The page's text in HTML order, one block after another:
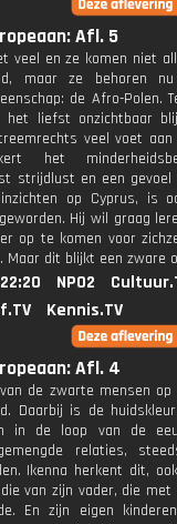
Afl. 5
veel en ze komen niet
maar ze behoren
de Afro-Polen.
het liefst onzichtbaar
veel voet
het
strijdlust en een
op Cyprus, is
Hij wil graag
op te komen voor
Maar dit blijkt een zware
NPO2
Kennis.TV
Afl. 4
de zwarte mensen op
Daarbij is de
in de loop van de
relaties,
Ikenna herkent dit,
van zijn vader, die
En zijn eigen